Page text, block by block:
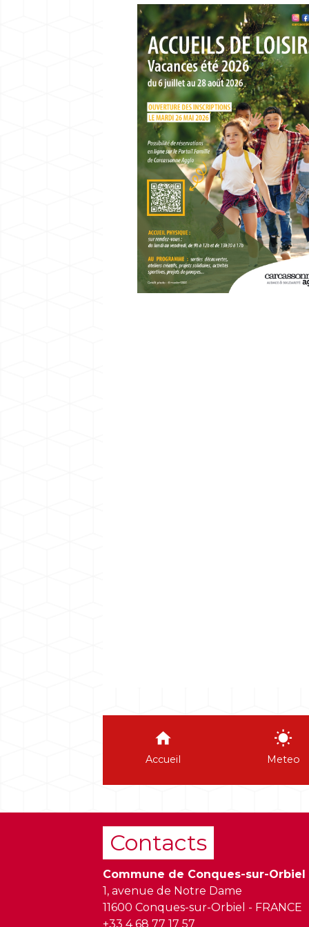
home
Accueil
wb_sunny
Meteo
Contacts
Commune de Conques-sur-Orbiel
1, avenue de Notre Dame
11600 Conques-sur-Orbiel - FRANCE
+33 4 68 77 17 57